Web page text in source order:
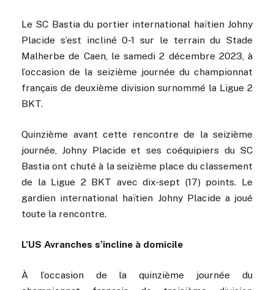
Le SC Bastia du portier international haïtien Johny
Placide s’est incliné 0-1 sur le terrain du Stade
Malherbe de Caen, le samedi 2 décembre 2023, à
l’occasion de la seizième journée du championnat
français de deuxième division surnommé la Ligue 2
BKT.
Quinzième avant cette rencontre de la seizième
journée, Johny Placide et ses coéquipiers du SC
Bastia ont chuté à la seizième place du classement
de la Ligue 2 BKT avec dix-sept (17) points. Le
gardien international haïtien Johny Placide a joué
toute la rencontre.
L’US Avranches s’incline à domicile
À l’occasion de la quinzième journée du